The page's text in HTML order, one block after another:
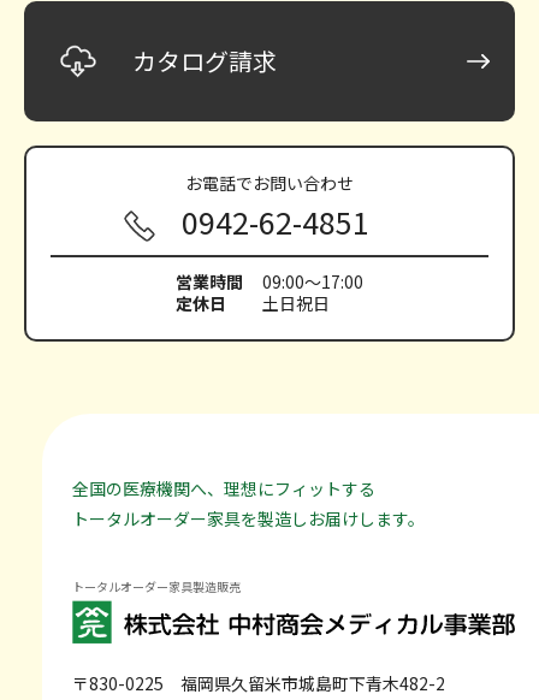
カタログ請求
お電話でお問い合わせ
0942-62-4851
営業時間
09:00～17:00
定休日
土日祝日
全国の医療機関へ、理想にフィットする
トータルオーダー家具を製造しお届けします。
トータルオーダー家具製造販売
〒830-0225 福岡県久留米市城島町下青木482-2